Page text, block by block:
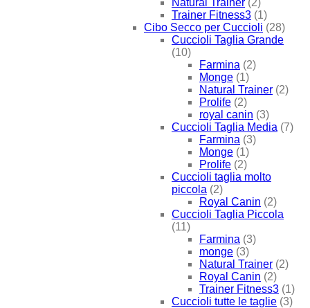
Natural Trainer (2)
Trainer Fitness3 (1)
Cibo Secco per Cuccioli (28)
Cuccioli Taglia Grande
(10)
Farmina (2)
Monge (1)
Natural Trainer (2)
Prolife (2)
royal canin (3)
Cuccioli Taglia Media (7)
Farmina (3)
Monge (1)
Prolife (2)
Cuccioli taglia molto
piccola (2)
Royal Canin (2)
Cuccioli Taglia Piccola
(11)
Farmina (3)
monge (3)
Natural Trainer (2)
Royal Canin (2)
Trainer Fitness3 (1)
Cuccioli tutte le taglie (3)